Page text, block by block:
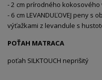
- 2 cm prírodného kokosového
- 6 cm LEVANDUĽOVEJ peny
výťažkami z levandule s
POŤAH MATRACA
poťah SILKTOUCH neprišitý